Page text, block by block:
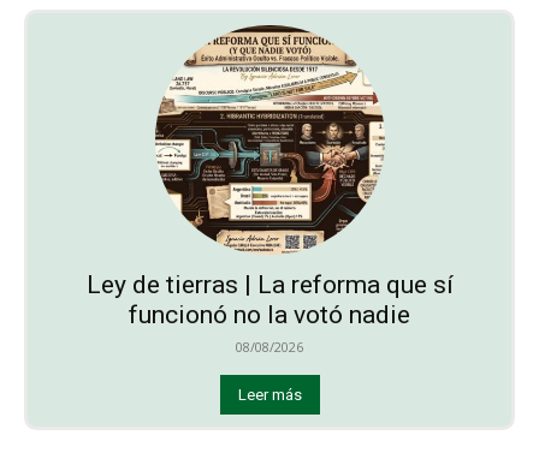
Ley de tierras | La reforma que sí
funcionó no la votó nadie
08/08/2026
Leer más